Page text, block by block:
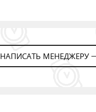
НАПИСАТЬ МЕНЕДЖЕРУ